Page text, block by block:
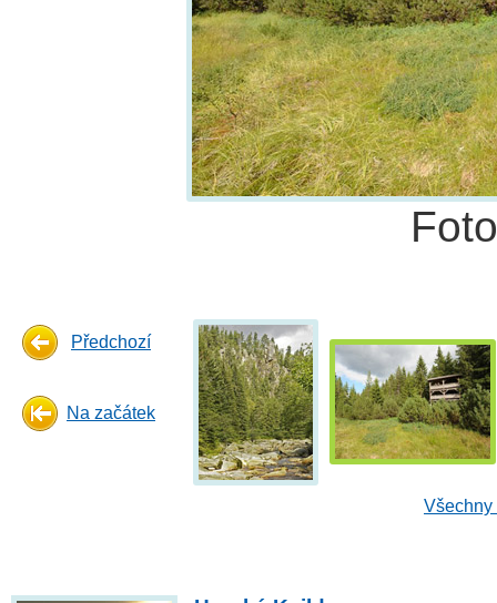
Předchozí
Na začátek
Všechny